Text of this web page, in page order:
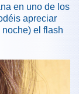
en uno de los
apreciar
el flash